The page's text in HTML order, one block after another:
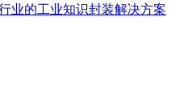
业的工业知识封装解决方案